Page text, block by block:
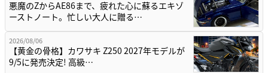
悪魔のZからAE86まで、疲れた心に蘇るエキゾ
ーストノート。忙しい大人に贈る…
2026/08/06
【黄金の骨格】カワサキ Z250 2027年モデルが
9/5に発売決定! 高級…